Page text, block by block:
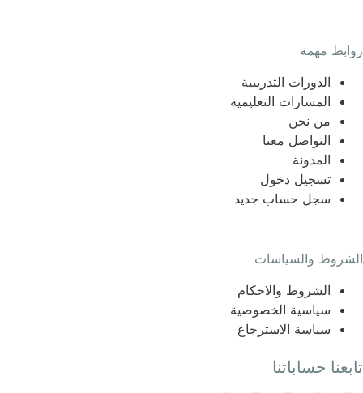
روابط مهمة
الدورات التدريبية
المسارات التعليمية
من نحن
التواصل معنا
المدونة
تسجيل دخول
سجل حساب جديد
الشروط والسياسات
الشروط والاحكام
سياسية الخصوصية
سياسة الاسترجاع
تابعنا حساباتنا